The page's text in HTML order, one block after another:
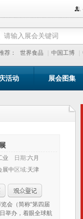
荐： 世界食品 中国工博
活动 展会图集
业 日期:六月
展中 区域:天津
会（简称“第四届
举办，着眼全球航